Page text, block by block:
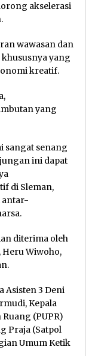
akselerasi
wawasan dan
yang
kreatif.
yang
sangat senang
ini dapat
di Sleman,
antar-
diterima oleh
Heru Wiwoho,
Asisten 3 Deni
Kepala
(PUPR)
Praja (Satpol
Umum Ketik